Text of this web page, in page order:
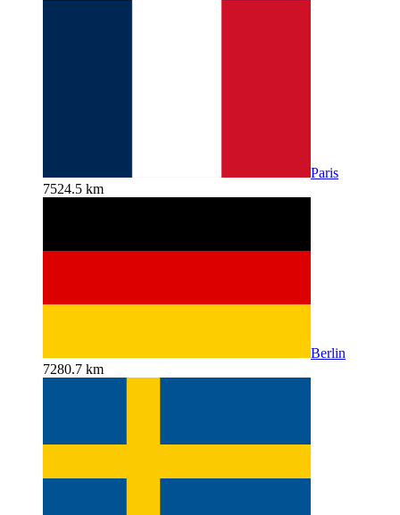
Paris
7524.5 km
Berlin
7280.7 km